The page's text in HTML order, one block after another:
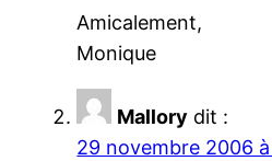
Amicalement,
Monique
Mallory dit :
29 novembre 2006